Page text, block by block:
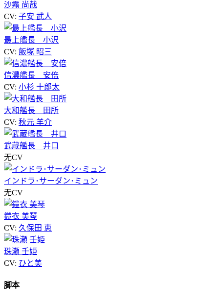
沙霧 尚哉
CV: 子安 武人
最上艦長 小沢
CV: 飯塚 昭三
信濃艦長 安倍
CV: 小杉 十郎太
大和艦長 田所
CV: 秋元 羊介
武蔵艦長 井口
无CV
インドラ･サーダン･ミュン
无CV
鎧衣 美琴
CV: 久保田 恵
珠瀬 壬姫
CV: ひと美
脚本